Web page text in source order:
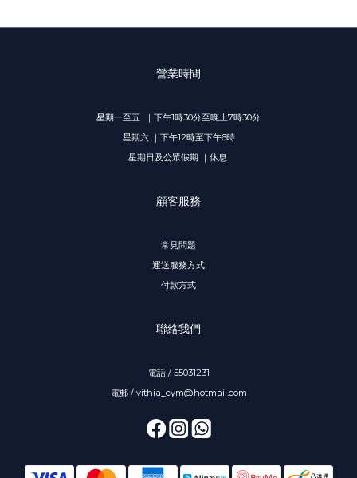
營業時間
星期一至五 ｜下午1時30分至晚上7時30分
星期六 ｜下午12時至下午6時
星期日及公眾假期 ｜休息
顧客服務
常見問題
運送服務方式
付款方式
聯絡我們
電話 / 55031231
電郵 / vithia_cym@hotmail.com